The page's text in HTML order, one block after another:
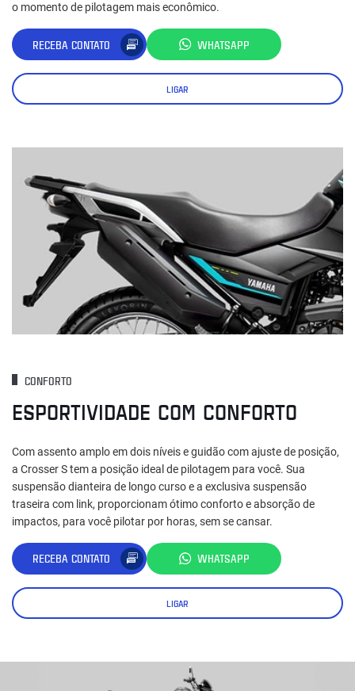
o momento de pilotagem mais econômico.
RECEBA CONTATO WHATSAPP
LIGAR
CONFORTO
ESPORTIVIDADE COM CONFORTO
Com assento amplo em dois níveis e guidão com ajuste de posição,
a Crosser S tem a posição ideal de pilotagem para você. Sua
suspensão dianteira de longo curso e a exclusiva suspensão
traseira com link, proporcionam ótimo conforto e absorção de
impactos, para você pilotar por horas, sem se cansar.
RECEBA CONTATO WHATSAPP
LIGAR